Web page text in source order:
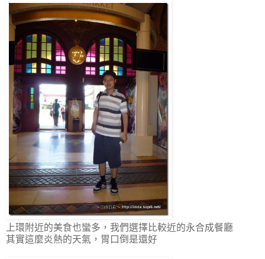
上環附近的美食也蠻多，我們選擇比較近的永合成餐廳
其實這麼炎熱的天氣，胃口倒是還好